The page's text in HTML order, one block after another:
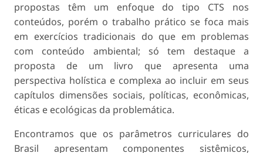
propostas têm um enfoque do tipo CTS nos
conteúdos, porém o trabalho prático se foca mais
em exercícios tradicionais do que em problemas
com conteúdo ambiental; só tem destaque a
proposta de um livro que apresenta uma
perspectiva holística e complexa ao incluir em seus
capítulos dimensões sociais, políticas, econômicas,
éticas e ecológicas da problemática.
Encontramos que os parâmetros curriculares do
Brasil apresentam componentes sistêmicos,